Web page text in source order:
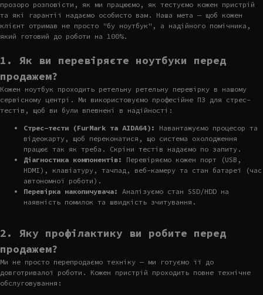
прозоро розповісти, як ми працюємо, як тестуємо кожен пристрій
та які гарантії надаємо особисто вам. Наша мета — щоб кожен
клієнт отримав не просто "бу ноутбук", а надійного помічника,
який готовий до роботи на 100%.
1. Як ви перевіряєте ноутбуки перед
продажем?
Кожен ноутбук проходить ретельну ретельну перевірку в нашому
сервісному центрі. Ми використовуємо професійне ПЗ для стрес-
тестів, щоб ви були впевнені в надійності:
Стрес-тести (FurMark та AIDA64):
Навантажуємо процесор та
відеокарту, щоб переконатися, що система охолодження
працює так як треба. Скріни тестів надаємо по запиту.
Діагностика компонентів:
Перевіряємо кожен порт (USB,
HDMI), клавіатуру, тачпад, веб-камеру та стан батареї (час
автономної роботи).
Перевірка накопичувача:
Аналізуємо стан SSD/HDD на
наявність помилок та швидкість зчитування.
2. Яку профілактику ви робите перед
продажем?
Ми не просто перепродаємо техніку — ми готуємо її до
довготривалої роботи. Кожен пристрій проходить повне технічне
обслуговування: